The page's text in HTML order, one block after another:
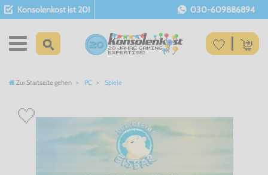
Konsolenkost ist 20! 030-609886894
Zur Startseite gehen PC Spiele